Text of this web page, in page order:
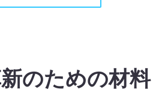
のための材料